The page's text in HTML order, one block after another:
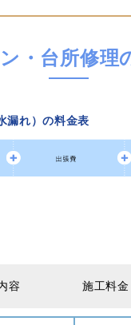
・台所修理
漏れ）の料金表
容 施工料金